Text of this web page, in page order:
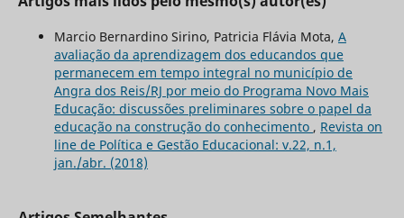
Marcio Bernardino Sirino, Patricia Flávia Mota, A
avaliação da aprendizagem dos educandos que
permanecem em tempo integral no município de
Angra dos Reis/RJ por meio do Programa Novo Mais
Educação: discussões preliminares sobre o papel da
educação na construção do conhecimento , Revista on
line de Política e Gestão Educacional: v.22, n.1,
jan./abr. (2018)